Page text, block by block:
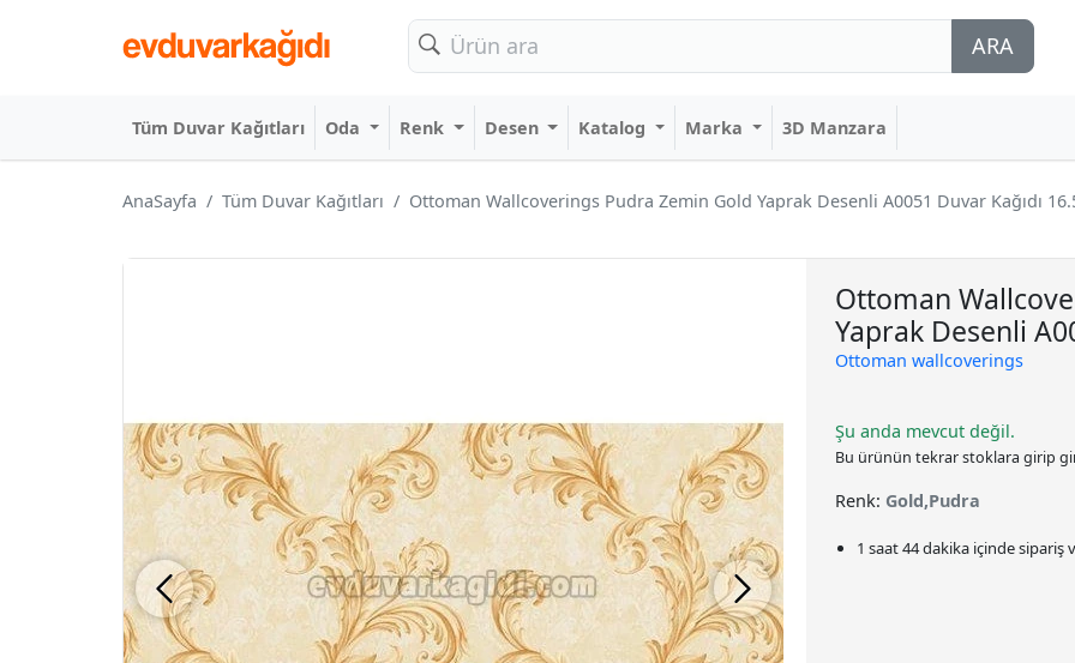
ARA
Tüm Duvar Kağıtları Oda Renk Desen Katalog Marka 3D Manzara
AnaSayfa Tüm Duvar Kağıtları Ottoman Wallcoverings Pudra Zemin Gold Yaprak Desenli A0051 Duvar Kağıdı
Ottoman
Yaprak Desenli
Ottoman wallcoverings
Şu anda mevcut değil.
Bu ürünün tekrar stoklara girip
Renk: Gold,Pudra
1 saat 44 dakika içinde sipariş